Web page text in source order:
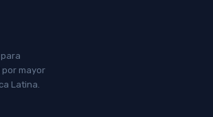
por mayor
Latina.